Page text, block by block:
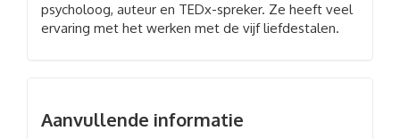
psycholoog, auteur en TEDx-spreker. Ze heeft veel
ervaring met het werken met de vijf liefdestalen.
Aanvullende informatie